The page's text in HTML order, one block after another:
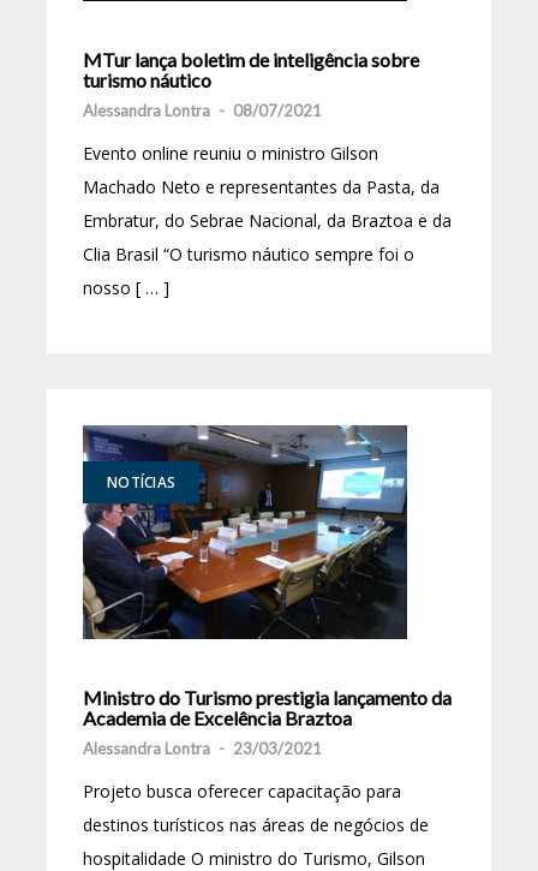
MTur lança boletim de inteligência sobre
turismo náutico
Alessandra Lontra - 08/07/2021
Evento online reuniu o ministro Gilson
Machado Neto e representantes da Pasta, da
Embratur, do Sebrae Nacional, da Braztoa e da
Clia Brasil “O turismo náutico sempre foi o
nosso [ … ]
NOTÍCIAS
Ministro do Turismo prestigia lançamento da
Academia de Excelência Braztoa
Alessandra Lontra - 23/03/2021
Projeto busca oferecer capacitação para
destinos turísticos nas áreas de negócios de
hospitalidade O ministro do Turismo, Gilson